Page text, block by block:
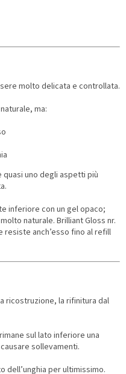
molto delicata e controllata.
ma:
quasi uno degli aspetti più
inferiore con un gel opaco;
naturale. Brilliant Gloss nr.
resiste anch’esso fino al refill
ricostruzione, la rifinitura dal
sul lato inferiore una
sollevamenti.
dell’unghia per ultimissimo.